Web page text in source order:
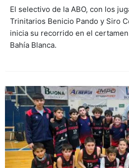
El selectivo de la ABO, con los
Trinitarios Benicio Pando y Siro
inicia su recorrido en el
Bahía Blanca.